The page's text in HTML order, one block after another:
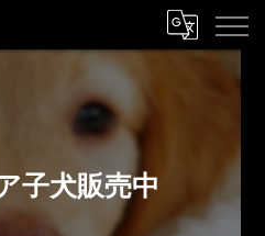
子犬販売中